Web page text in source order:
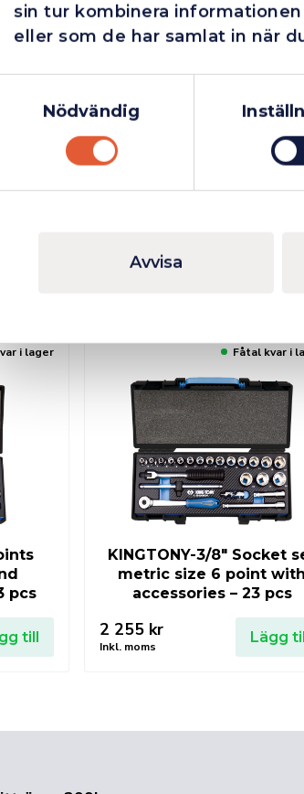
sin tur kombinera
eller som de har samlat in när
Nödvändig
Avvisa
till Lägg
i lager
pcs
till
Fåtal kvar i
KINGTONY-3/8″ Socket
metric size 6 point with
accessories – 23 pcs
2 255 kr
Inkl. moms
Lägg till